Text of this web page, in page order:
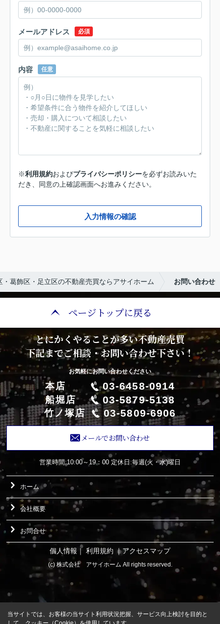
メールアドレス 必須
内容 任意
※利用規約およびプライバシーポリシーを必ずお読みいた
だき、同意の上確認画面へお進みください。
入力情報の確認
・葛飾区・足立区の不動産売買ならアサイホーム お問い合わせ
ページトップに戻る
とにかくやることが多い不動産売買
下記までご相談・お問い合わせ下さい！
お気軽にお問い合わせください
本店 03-6458-0914
船堀店 03-5879-5138
竹ノ塚店 03-5809-6906
メールでお問い合わせ
営業時間:10:00～19：00 定休日:毎週(火・水)曜日
ホーム
会社概要
お問合せ
個人情報 ｜ 利用規約 ｜アクセスマップ
(c) 株式会社 アサイホーム All rights reserved.
当サイトでは、お客様の当サイト利用状況把握、サービス向上検討を目的と